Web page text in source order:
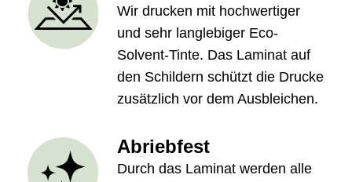
Wir drucken mit hochwertiger
und sehr langlebiger Eco-
Solvent-Tinte. Das Laminat auf
den Schildern schützt die Drucke
zusätzlich vor dem Ausbleichen.
Abriebfest
Durch das Laminat werden alle